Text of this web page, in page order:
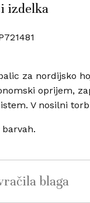
izdelka
za nordijsko
oprijem,
V nosilni
blaga